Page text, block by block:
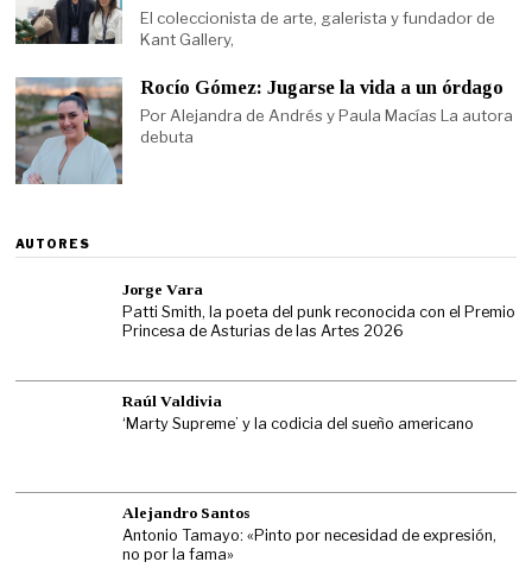
El coleccionista de arte, galerista y fundador de
Kant Gallery,
Rocío Gómez: Jugarse la vida a un órdago
Por Alejandra de Andrés y Paula Macías La autora
debuta
AUTORES
Jorge Vara
Patti Smith, la poeta del punk reconocida con el Premio
Princesa de Asturias de las Artes 2026
Raúl Valdivia
‘Marty Supreme’ y la codicia del sueño americano
Alejandro Santos
Antonio Tamayo: «Pinto por necesidad de expresión,
no por la fama»